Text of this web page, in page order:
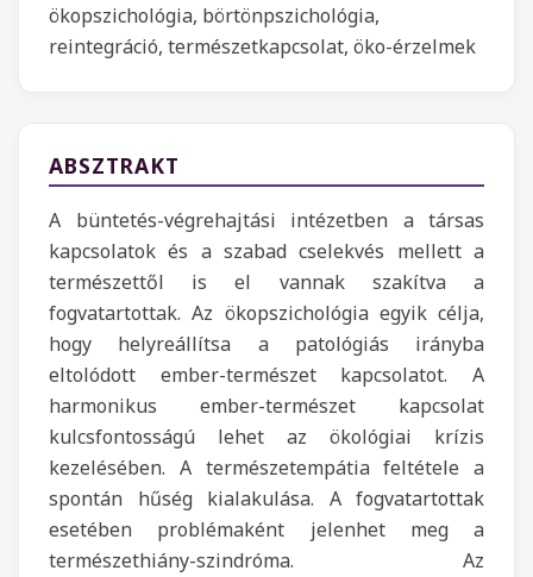
ökopszichológia, börtönpszichológia,
reintegráció, természetkapcsolat, öko-érzelmek
ABSZTRAKT
A büntetés-végrehajtási intézetben a társas
kapcsolatok és a szabad cselekvés mellett a
természettől is el vannak szakítva a
fogvatartottak. Az ökopszichológia egyik célja,
hogy helyreállítsa a patológiás irányba
eltolódott ember-természet kapcsolatot. A
harmonikus ember-természet kapcsolat
kulcsfontosságú lehet az ökológiai krízis
kezelésében. A természetempátia feltétele a
spontán hűség kialakulása. A fogvatartottak
esetében problémaként jelenhet meg a
természethiány-szindróma. Az